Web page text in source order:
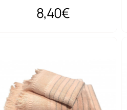
8,40€